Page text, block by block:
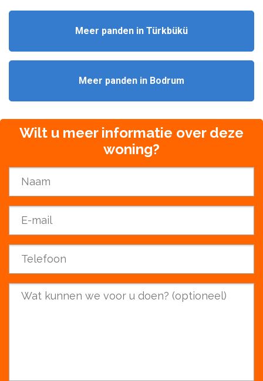
Meer panden in Türkbükü
Meer panden in Bodrum
Wilt u meer informatie over deze
woning?
Name
E-mail
Phone
Your question